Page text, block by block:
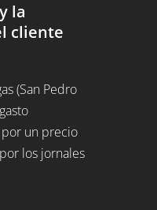
la
cliente
(San Pedro
por un precio
los jornales